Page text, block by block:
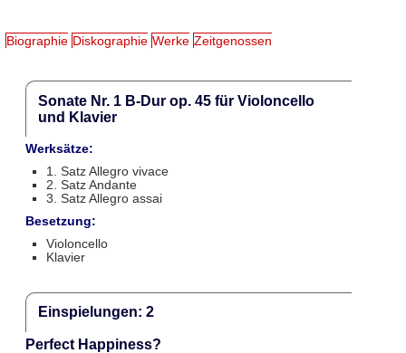
Biographie Diskographie Werke Zeitgenossen
Sonate Nr. 1 B-Dur op. 45 für Violoncello
und Klavier
Werksätze:
1. Satz Allegro vivace
2. Satz Andante
3. Satz Allegro assai
Besetzung:
Violoncello
Klavier
Einspielungen: 2
Perfect Happiness?